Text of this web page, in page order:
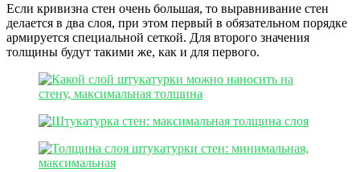
Если кривизна стен очень большая, то выравнивание стен
делается в два слоя, при этом первый в обязательном порядке
армируется специальной сеткой. Для второго значения
толщины будут такими же, как и для первого.